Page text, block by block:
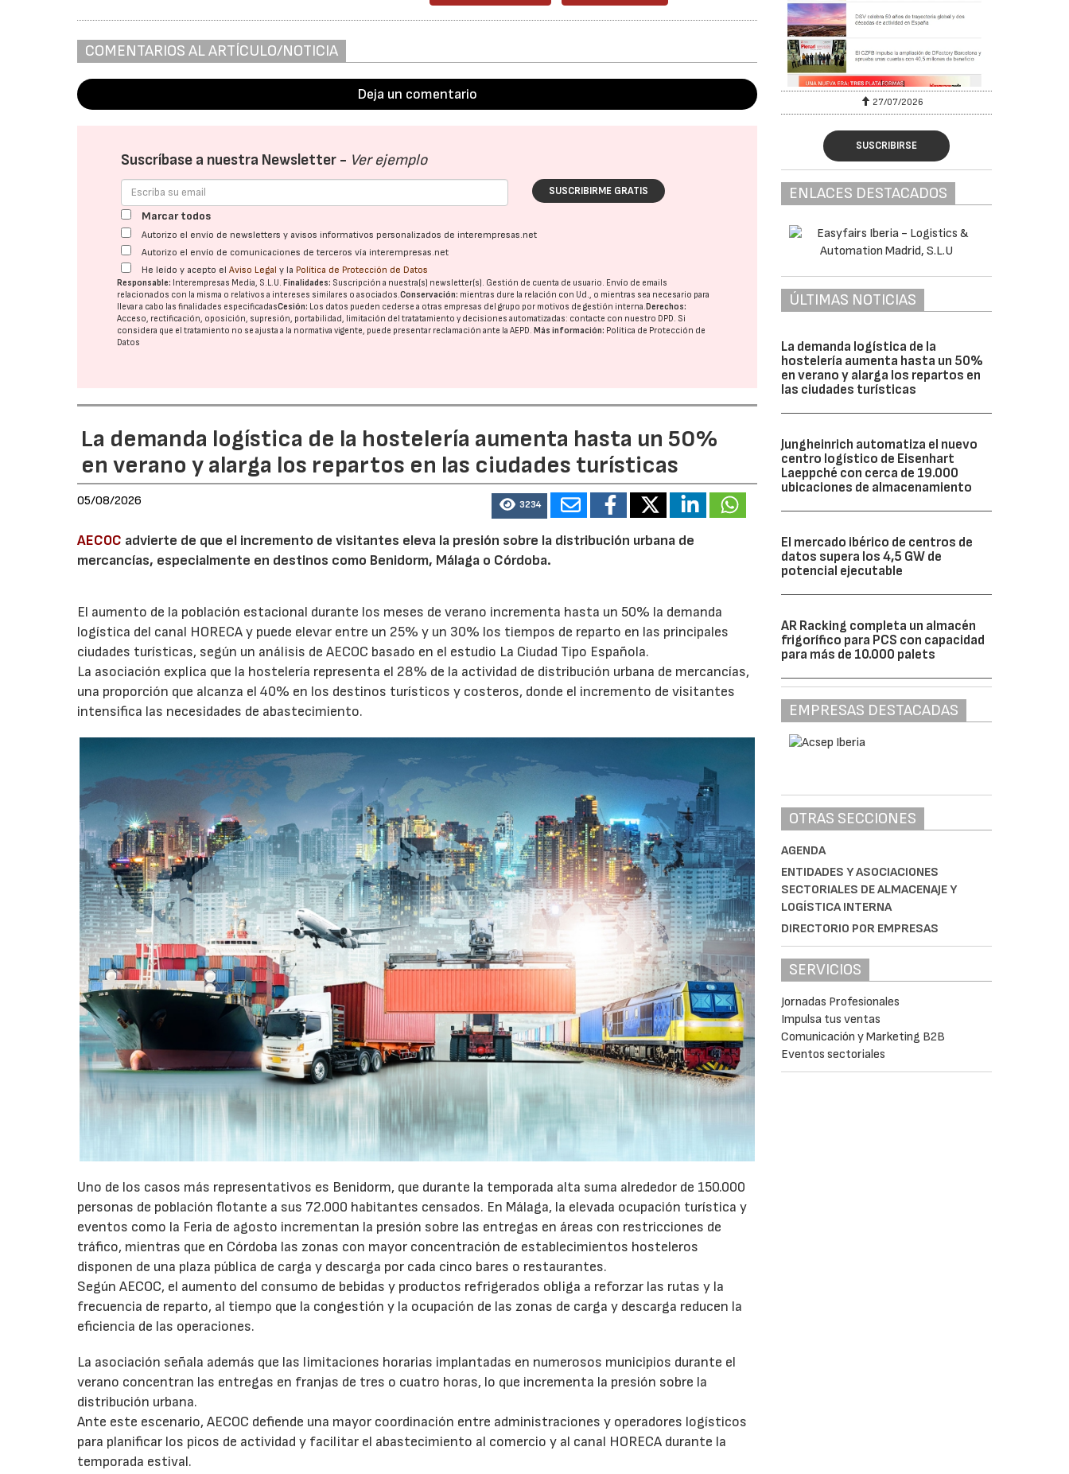
COMENTARIOS AL ARTÍCULO/NOTICIA
Deja un comentario
Suscríbase a nuestra Newsletter - Ver ejemplo
SUSCRIBIRME GRATIS
Marcar todos
Autorizo el envío de newsletters y avisos informativos personalizados de interempresas.net
Autorizo el envío de comunicaciones de terceros vía interempresas.net
He leído y acepto elAviso Legal y la Política de Protección de Datos
Responsable: Interempresas Media, S.L.U.Finalidades: Suscripción a nuestra(s) newsletter(s). Gestión de cuenta de usuario. Envío de emails
relacionados con la misma o relativos a intereses similares o asociados.Conservación: mientras dure la relación con Ud., o mientras sea necesario para
llevar a cabo las finalidades especificadasCesión: Los datos pueden cederse a otras empresas del grupo por motivos de gestión interna.Derechos:
Acceso, rectificación, oposición, supresión, portabilidad, limitación del tratatamiento y decisiones automatizadas: contacte con nuestro DPD. Si
considera que el tratamiento no se ajusta a la normativa vigente, puede presentar reclamación ante laAEPD.Más información: Política de Protección de
Datos
La demanda logística de la hostelería aumenta hasta un 50%
en verano y alarga los repartos en las ciudades turísticas
05/08/2026 3234
AECOC advierte de que el incremento de visitantes eleva la presión sobre la distribución urbana de
mercancías, especialmente en destinos como Benidorm, Málaga o Córdoba.
El aumento de la población estacional durante los meses de verano incrementa hasta un 50% la demanda
logística del canal HORECA y puede elevar entre un 25% y un 30% los tiempos de reparto en las principales
ciudades turísticas, según un análisis de AECOC basado en el estudio La Ciudad Tipo Española.
La asociación explica que la hostelería representa el 28% de la actividad de distribución urbana de mercancías,
una proporción que alcanza el 40% en los destinos turísticos y costeros, donde el incremento de visitantes
intensifica las necesidades de abastecimiento.
Uno de los casos más representativos es Benidorm, que durante la temporada alta suma alrededor de 150.000
personas de población flotante a sus 72.000 habitantes censados. En Málaga, la elevada ocupación turística y
eventos como la Feria de agosto incrementan la presión sobre las entregas en áreas con restricciones de
tráfico, mientras que en Córdoba las zonas con mayor concentración de establecimientos hosteleros
disponen de una plaza pública de carga y descarga por cada cinco bares o restaurantes.
Según AECOC, el aumento del consumo de bebidas y productos refrigerados obliga a reforzar las rutas y la
frecuencia de reparto, al tiempo que la congestión y la ocupación de las zonas de carga y descarga reducen la
eficiencia de las operaciones.
La asociación señala además que las limitaciones horarias implantadas en numerosos municipios durante el
verano concentran las entregas en franjas de tres o cuatro horas, lo que incrementa la presión sobre la
distribución urbana.
Ante este escenario, AECOC defiende una mayor coordinación entre administraciones y operadores logísticos
para planificar los picos de actividad y facilitar el abastecimiento al comercio y al canal HORECA durante la
temporada estival.
27/07/2026 27/07/2026
SUSCRIBIRSE
ENLACES DESTACADOS
ÚLTIMAS NOTICIAS
La demanda logística de la
hostelería aumenta hasta un 50%
en verano y alarga los repartos en
las ciudades turísticas
Jungheinrich automatiza el nuevo
centro logístico de Eisenhart
Laeppché con cerca de 19.000
ubicaciones de almacenamiento
El mercado ibérico de centros de
datos supera los 4,5 GW de
potencial ejecutable
AR Racking completa un almacén
frigorífico para PCS con capacidad
para más de 10.000 palets
EMPRESAS DESTACADAS
OTRAS SECCIONES
AGENDA
ENTIDADES Y ASOCIACIONES
SECTORIALES DE ALMACENAJE Y
LOGÍSTICA INTERNA
DIRECTORIO POR EMPRESAS
SERVICIOS
Jornadas Profesionales
Impulsa tus ventas
Comunicación y Marketing B2B
Eventos sectoriales